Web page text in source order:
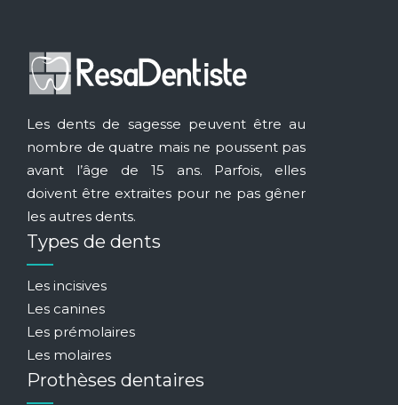
Les dents de sagesse peuvent être au
nombre de quatre mais ne poussent pas
avant l’âge de 15 ans. Parfois, elles
doivent être extraites pour ne pas gêner
les autres dents.
Types de dents
Les incisives
Les canines
Les prémolaires
Les molaires
Prothèses dentaires